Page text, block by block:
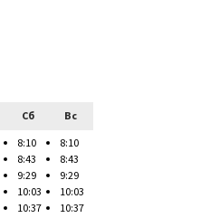
Сб Вс
8:10
8:43
9:29
10:03
10:37
8:10
8:43
9:29
10:03
10:37